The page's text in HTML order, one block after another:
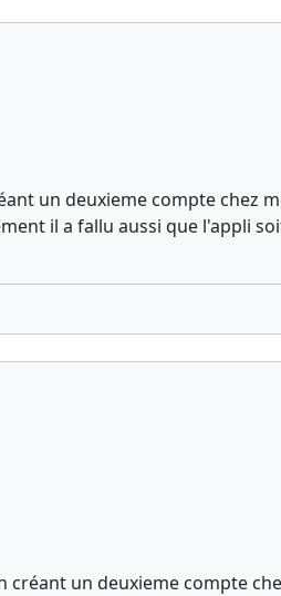
un deuxieme compte chez
il a fallu aussi que l'appli
créant un deuxieme compte